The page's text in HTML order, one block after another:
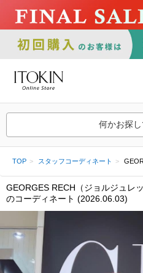
何かお探し
TOP スタッフコーディネート
GEORGES RECH（ジョルジュレ
のコーディネート (2026.06.03)